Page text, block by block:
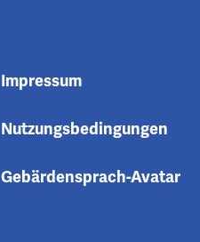
Impressum
Nutzungsbedingungen
Gebärdensprach-Avatar